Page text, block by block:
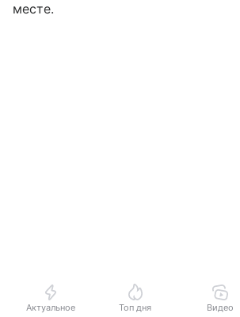
месте.
Актуальное Топ дня Видео